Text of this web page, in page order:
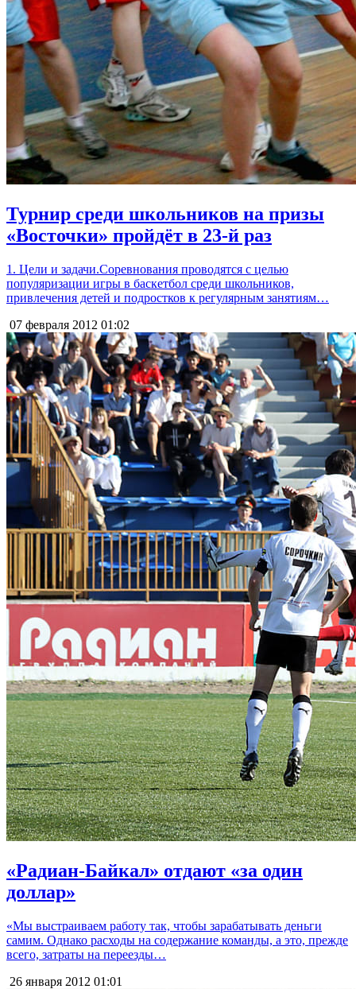
Турнир среди школьников на призы
«Восточки» пройдёт в 23-й раз
1. Цели и задачи.Соревнования проводятся с целью
популяризации игры в баскетбол среди школьников,
привлечения детей и подростков к регулярным занятиям…
07 февраля 2012 01:02
«Радиан-Байкал» отдают «за один
доллар»
«Мы выстраиваем работу так, чтобы зарабатывать деньги
самим. Однако расходы на содержание команды, а это, прежде
всего, затраты на переезды…
26 января 2012 01:01